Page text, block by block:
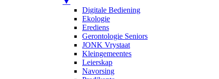
Digitale Bediening
Ekologie
Erediens
Gerontologie Seniors
JONK Vrystaat
Kleingemeentes
Leierskap
Navorsing